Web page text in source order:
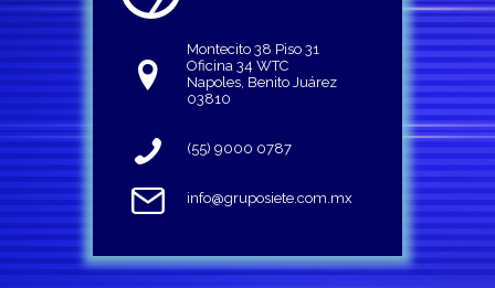
Montecito 38 Piso 31
Oficina 34 WTC
Napoles, Benito Juárez
03810
(55) 9000 0787
info@gruposiete.com.mx